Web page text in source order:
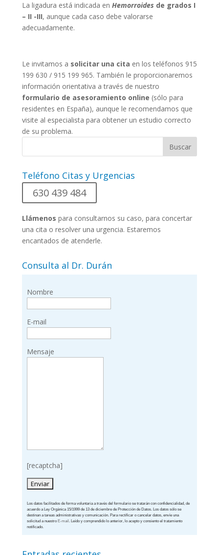
La ligadura está indicada en Hemorroides de grados I
– II -III, aunque cada caso debe valorarse
adecuadamente.
Le invitamos a solicitar una cita en los teléfonos 915
199 630 / 915 199 965. También le proporcionaremos
información orientativa a través de nuestro
formulario de asesoramiento online (sólo para
residentes en España), aunque le recomendamos que
visite al especialista para obtener un estudio correcto
de su problema.
Teléfono Citas y Urgencias
630 439 484
Llámenos para consultarnos su caso, para concertar
una cita o resolver una urgencia. Estaremos
encantados de atenderle.
Consulta al Dr. Durán
Nombre
E-mail
Mensaje
[recaptcha]
Los datos facilitados de forma voluntaria a través del formulario se tratarán con confidencialidad, de
acuerdo a Ley Orgánica 15/1999 de 13 de diciembre de Protección de Datos. Los datos sólo se
destinan a tareas administrativas y comunicación. Para rectificar o cancelar datos, envíe una
solicitud a nuestro E-mail . Leído y comprendido lo anterior, lo acepto y consiento el tratamiento
notificado.